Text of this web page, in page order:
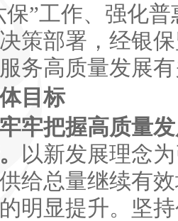
保”工作、强化
策部署，经银
务高质量发展
目标
牢牢把握高质量
以新发展理念
给总量继续有
明显提升。坚